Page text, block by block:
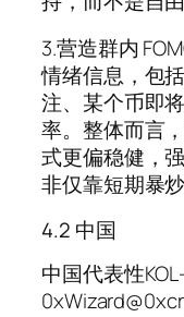
3.营造群内
情绪信息，包
注、某个币即
率。整体而言
式更偏稳健，
非仅靠短期暴
4.2 中国
中国代表性